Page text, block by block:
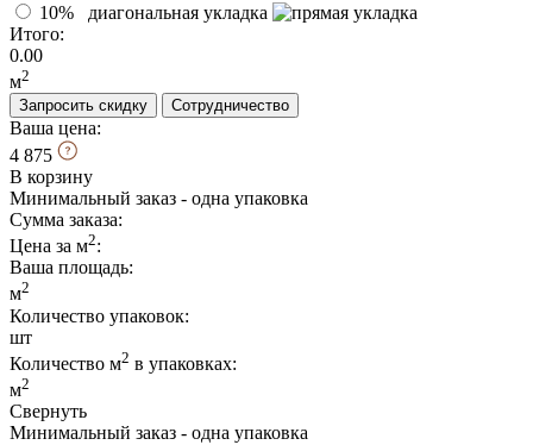
10% диагональная укладка
Итого:
0.00
м2
Запросить скидку
Сотрудничество
Ваша цена:
4 875
В корзину
Минимальный заказ - одна упаковка
Сумма заказа:
Цена за м2:
Ваша площадь:
м2
Количество упаковок:
шт
Количество м2 в упаковках:
м2
Свернуть
Минимальный заказ - одна упаковка